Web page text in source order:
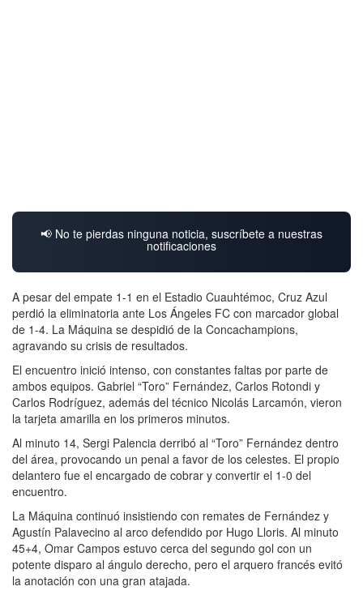
📢 No te pierdas ninguna noticia, suscríbete a nuestras
notificaciones
A pesar del empate 1-1 en el Estadio Cuauhtémoc, Cruz Azul
perdió la eliminatoria ante Los Ángeles FC con marcador global
de 1-4. La Máquina se despidió de la Concachampions,
agravando su crisis de resultados.
El encuentro inició intenso, con constantes faltas por parte de
ambos equipos. Gabriel “Toro” Fernández, Carlos Rotondi y
Carlos Rodríguez, además del técnico Nicolás Larcamón, vieron
la tarjeta amarilla en los primeros minutos.
Al minuto 14, Sergi Palencia derribó al “Toro” Fernández dentro
del área, provocando un penal a favor de los celestes. El propio
delantero fue el encargado de cobrar y convertir el 1-0 del
encuentro.
La Máquina continuó insistiendo con remates de Fernández y
Agustín Palavecino al arco defendido por Hugo Lloris. Al minuto
45+4, Omar Campos estuvo cerca del segundo gol con un
potente disparo al ángulo derecho, pero el arquero francés evitó
la anotación con una gran atajada.